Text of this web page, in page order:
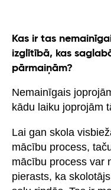
Kas ir tas
izglītībā, kas
pārmaiņām?
Nemainīgais
kādu laiku joprojām
Lai gan skola
mācību process,
mācību process var
pierasts, ka